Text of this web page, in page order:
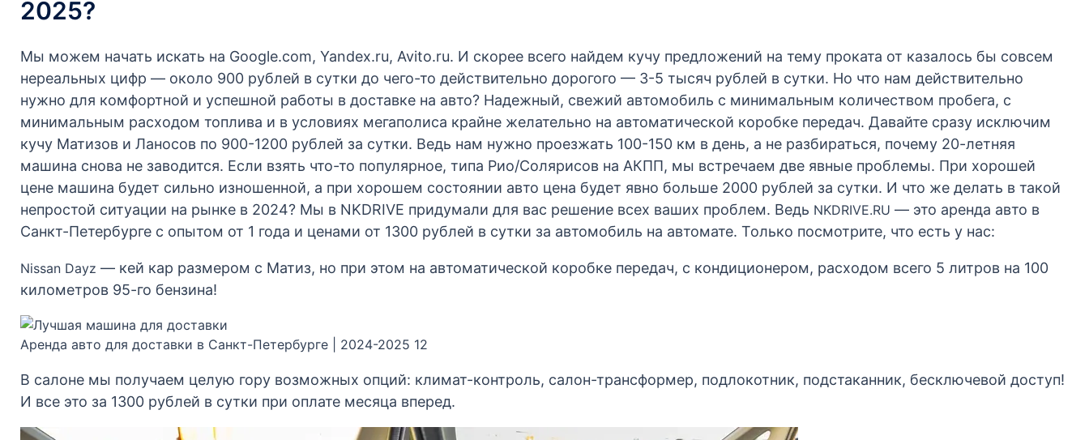
2025?
Мы можем начать искать на Google.com, Yandex.ru, Avito.ru. И скорее всего найдем кучу предложений на тему проката от казалось бы совсем
нереальных цифр — около 900 рублей в сутки до чего-то действительно дорогого — 3-5 тысяч рублей в сутки. Но что нам действительно
нужно для комфортной и успешной работы в доставке на авто? Надежный, свежий автомобиль с минимальным количеством пробега, с
минимальным расходом топлива и в условиях мегаполиса крайне желательно на автоматической коробке передач. Давайте сразу исключим
кучу Матизов и Ланосов по 900-1200 рублей за сутки. Ведь нам нужно проезжать 100-150 км в день, а не разбираться, почему 20-летняя
машина снова не заводится. Если взять что-то популярное, типа Рио/Солярисов на АКПП, мы встречаем две явные проблемы. При хорошей
цене машина будет сильно изношенной, а при хорошем состоянии авто цена будет явно больше 2000 рублей за сутки. И что же делать в такой
непростой ситуации на рынке в 2024? Мы в NKDRIVE придумали для вас решение всех ваших проблем. Ведь NKDRIVE.RU — это аренда авто в
Санкт-Петербурге с опытом от 1 года и ценами от 1300 рублей в сутки за автомобиль на автомате. Только посмотрите, что есть у нас:
Nissan Dayz — кей кар размером с Матиз, но при этом на автоматической коробке передач, с кондиционером, расходом всего 5 литров на 100
километров 95-го бензина!
Аренда авто для доставки в Санкт-Петербурге | 2024-2025 12
В салоне мы получаем целую гору возможных опций: климат-контроль, салон-трансформер, подлокотник, подстаканник, бесключевой доступ!
И все это за 1300 рублей в сутки при оплате месяца вперед.